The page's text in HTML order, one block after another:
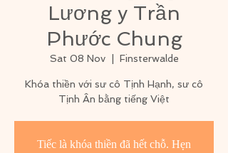
Lương y Trần
Phước Chung
Sat 08 Nov
  |
Finsterwalde
Khóa thiền với sư cô Tịnh Hạnh, sư cô
Tịnh Ân bằng tiếng Việt
Tiếc là khóa thiền đã hết chỗ. Hẹn